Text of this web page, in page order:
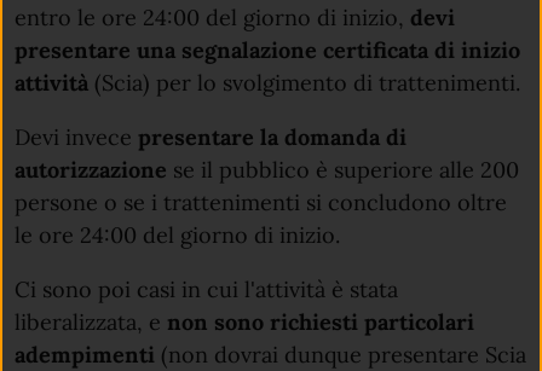
entro le ore 24:00 del giorno di inizio, devi
presentare una segnalazione certificata di inizio
attività (Scia) per lo svolgimento di trattenimenti.
Devi invece presentare la domanda di
autorizzazione se il pubblico è superiore alle 200
persone o se i trattenimenti si concludono oltre
le ore 24:00 del giorno di inizio.
Ci sono poi casi in cui l'attività è stata
liberalizzata, e non sono richiesti particolari
adempimenti (non dovrai dunque presentare Scia